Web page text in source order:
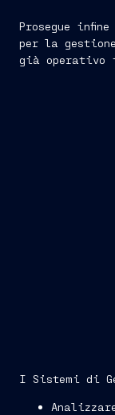
Prosegue
per la
già operativo
I Sistemi di